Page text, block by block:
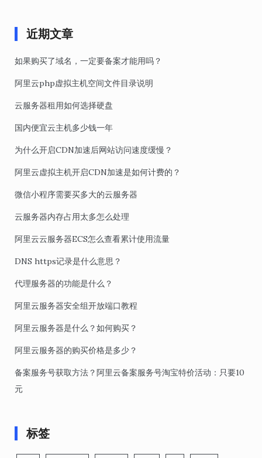
近期文章
如果购买了域名，一定要备案才能用吗？
阿里云php虚拟主机空间文件目录说明
云服务器租用如何选择硬盘
国内便宜云主机多少钱一年
为什么开启CDN加速后网站访问速度缓慢？
阿里云虚拟主机开启CDN加速是如何计费的？
微信小程序需要买多大的云服务器
云服务器内存占用太多怎么处理
阿里云云服务器ECS怎么查看累计使用流量
DNS https记录是什么意思？
代理服务器的功能是什么？
阿里云服务器安全组开放端口教程
阿里云服务器是什么？如何购买？
阿里云服务器的购买价格是多少？
备案服务号获取方法？阿里云备案服务号淘宝特价活动：只要10
元
标签